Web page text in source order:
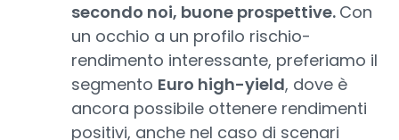
secondo noi, buone prospettive. Con
un occhio a un profilo rischio-
rendimento interessante, preferiamo il
segmento Euro high-yield, dove è
ancora possibile ottenere rendimenti
positivi, anche nel caso di scenari